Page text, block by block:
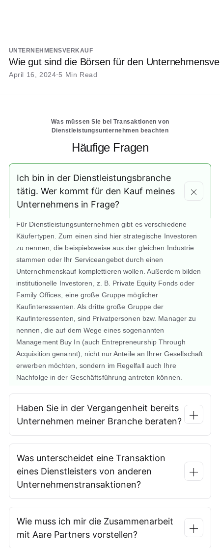
UNTERNEHMENSVERKAUF
Wie gut sind die Börsen für den
April 16, 2024 5 Min Read
Was müssen Sie bei Transaktionen von
Dienstleistungsunternehmen beachten
Häufige Fragen
Ich bin in der Dienstleistungsbranche
tätig. Wer kommt für den Kauf meines
Unternehmens in Frage?
Für Dienstleistungsunternehmen gibt es verschiedene
Käufertypen. Zum einen sind hier strategische Investoren
zu nennen, die beispielsweise aus der gleichen Industrie
stammen oder Ihr Serviceangebot durch einen
Unternehmenskauf komplettieren wollen. Außerdem bilden
institutionelle Investoren, z. B. Private Equity Fonds oder
Family Offices, eine große Gruppe möglicher
Kaufinteressenten. Als dritte große Gruppe der
Kaufinteressenten, sind Privatpersonen bzw. Manager zu
nennen, die auf dem Wege eines sogenannten
Management Buy In (auch Entrepreneurship Through
Acquisition genannt), nicht nur Anteile an Ihrer Gesellschaft
erwerben möchten, sondern im Regelfall auch Ihre
Nachfolge in der Geschäftsführung antreten können.
Haben Sie in der Vergangenheit bereits
Unternehmen meiner Branche beraten?
Was unterscheidet eine Transaktion
eines Dienstleisters von anderen
Unternehmenstransaktionen?
Wie muss ich mir die Zusammenarbeit
mit Aare Partners vorstellen?